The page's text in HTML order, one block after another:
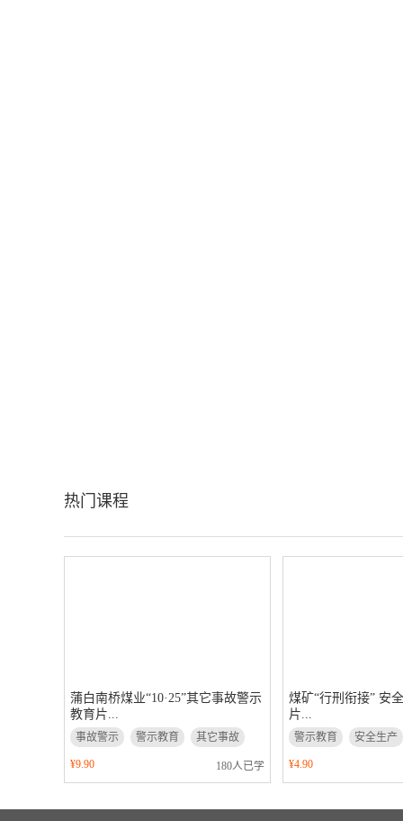
热门课程
蒲白南桥煤业“10·25”其它事故警示
教育片...
事故警示 警示教育 其它事故
¥9.90 180人已学
煤矿“行刑衔接” 安
片...
警示教育 安全生产
¥4.90